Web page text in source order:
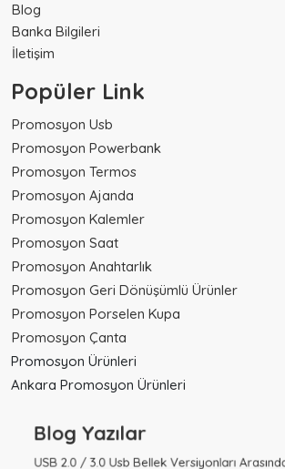
Blog
Banka Bilgileri
İletişim
Popüler Link
Promosyon Usb
Promosyon Powerbank
Promosyon Termos
Promosyon Ajanda
Promosyon Kalemler
Promosyon Saat
Promosyon Anahtarlık
Promosyon Geri Dönüşümlü Ürünler
Promosyon Porselen Kupa
Promosyon Çanta
Promosyon Ürünleri
Ankara Promosyon Ürünleri
Blog Yazılar
USB 2.0 / 3.0 Usb Bellek Versiyonları